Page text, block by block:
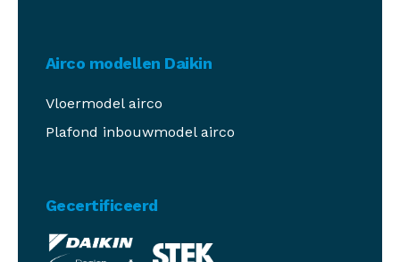
Airco modellen Daikin
Vloermodel airco
Plafond inbouwmodel airco
Gecertificeerd